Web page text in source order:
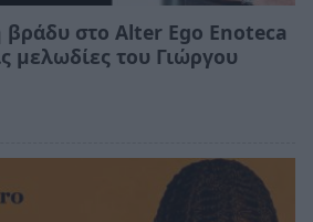
στο Alter Ego Enoteca
μελωδίες του Γιώργου